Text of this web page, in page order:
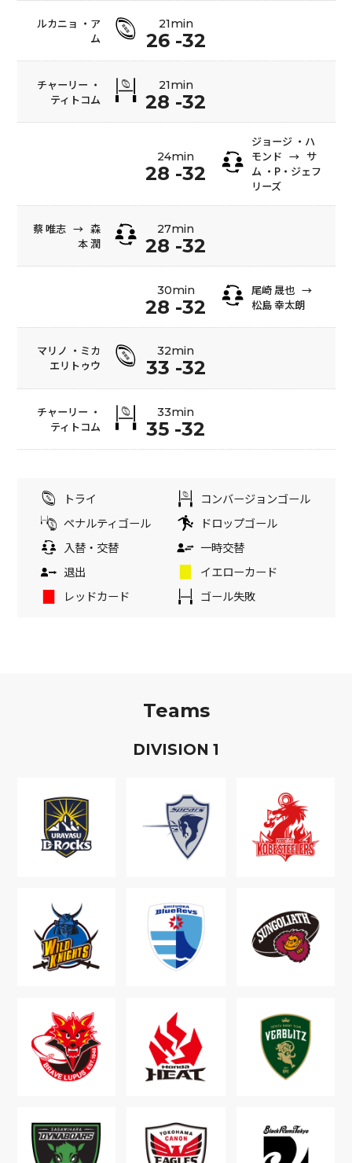
ルカニョ ・ア
ム
21min
26 -32
チャーリー ・
ティトコム
21min
28 -32
24min
28 -32
ジョージ ・ハ
モンド → サ
ム ・P・ジェフ
リーズ
蔡 唯志 → 森
本 潤
27min
28 -32
30min
28 -32
尾崎 晟也 →
松島 幸太朗
マリノ ・ミカ
エリトゥウ
32min
33 -32
チャーリー ・
ティトコム
33min
35 -32
トライ
コンバージョンゴール
ペナルティゴール
ドロップゴール
入替・交替
一時交替
退出
イエローカード
レッドカード
ゴール失敗
Teams
DIVISION 1